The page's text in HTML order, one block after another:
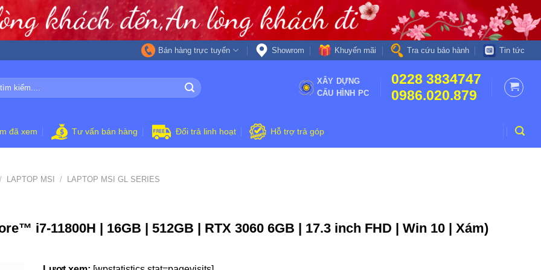
Bán hàng trực tuyến Showrom Khuyến mãi Tra cứu bảo hành Tin tức
XÂY DỰNG
CẤU HÌNH PC
0228 3834747
0986.020.879
đã xem Tư vấn bán hàng Đổi trả linh hoạt Hỗ trợ trả góp
/ LAPTOP MSI / LAPTOP MSI GL SERIES
i7-11800H | 16GB | 512GB | RTX 3060 6GB | 17.3 inch FHD | Win 10 | Xám)